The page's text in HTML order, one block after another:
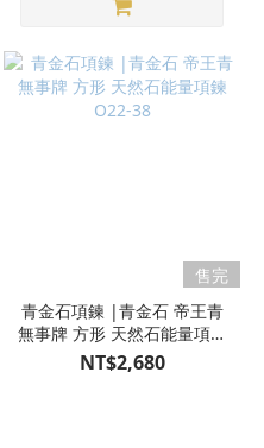
售完
青金石項鍊 |青金石 帝王青
無事牌 方形 天然石能量項鍊
O22-38
NT$2,680